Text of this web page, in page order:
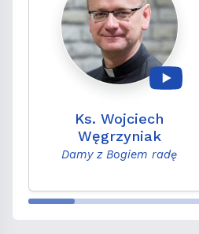
Ks. Wojciech
Węgrzyniak
Damy z Bogiem radę